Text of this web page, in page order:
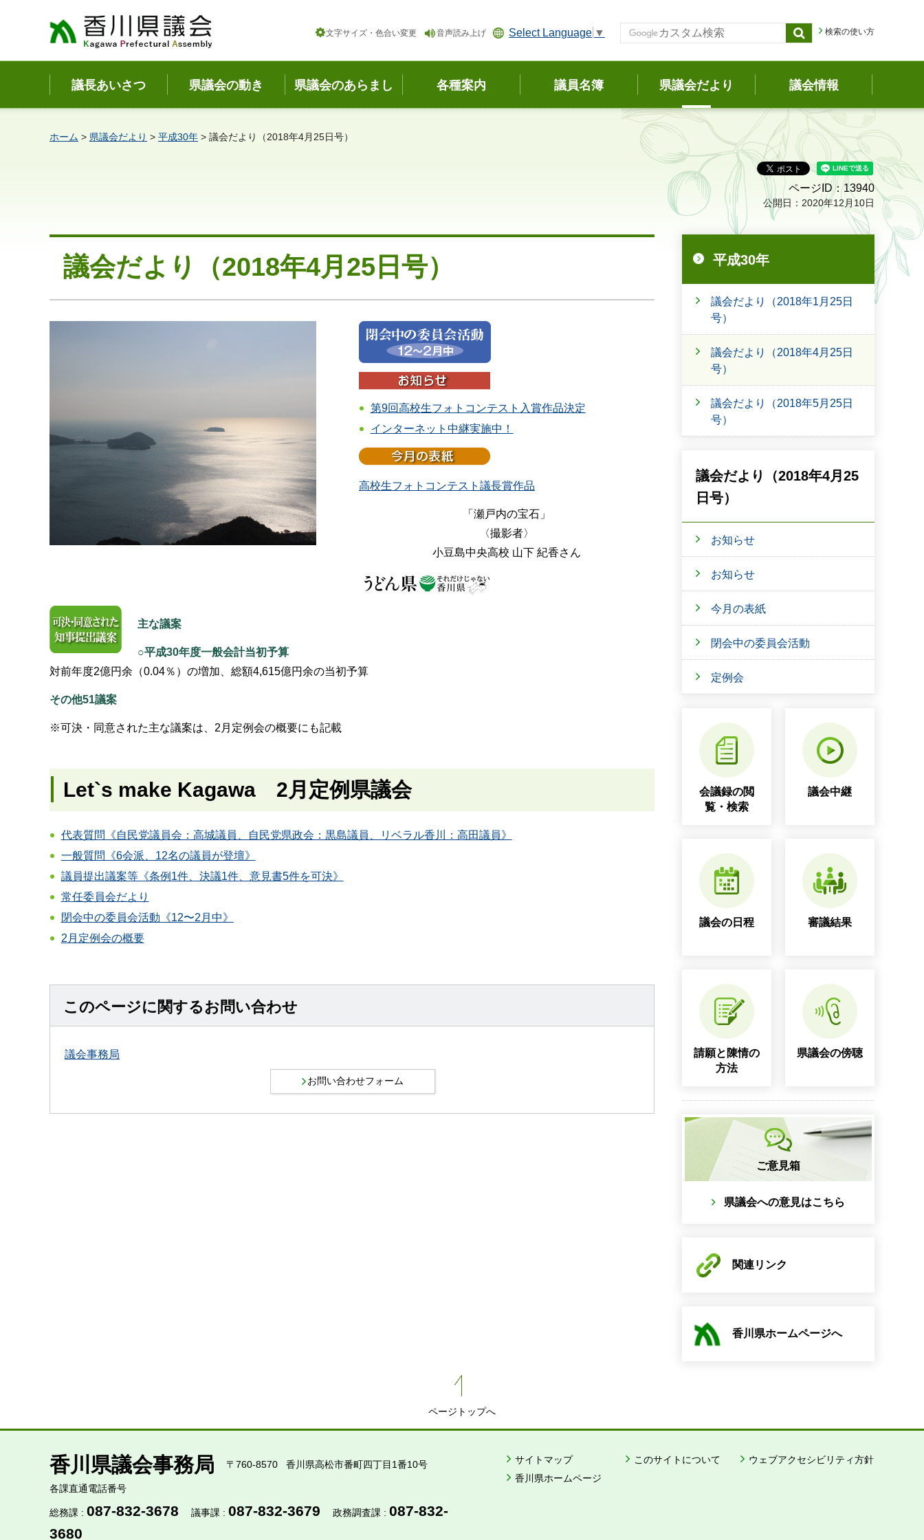
香川県議会 文字サイズ・色合い変更 音声読み上げ Select Language ▼ 検索の使い方
議長あいさつ 県議会の動き 県議会のあらまし 各種案内 議員名簿 県議会だより 議会情報
ホーム > 県議会だより > 平成30年 > 議会だより（2018年4月25日号）
ページID：13940
公開日：2020年12月10日
議会だより（2018年4月25日号）
第9回高校生フォトコンテスト入賞作品決定
インターネット中継実施中！
高校生フォトコンテスト議長賞作品
「瀬戸内の宝石」
〈撮影者〉
小豆島中央高校 山下 紀香さん
主な議案
○平成30年度一般会計当初予算
対前年度2億円余（0.04％）の増加、総額4,615億円余の当初予算
その他51議案
※可決・同意された主な議案は、2月定例会の概要にも記載
Let`s make Kagawa 2月定例県議会
代表質問《自民党議員会：高城議員、自民党県政会：黒島議員、リベラル香川：高田議員》
一般質問《6会派、12名の議員が登壇》
議員提出議案等《条例1件、決議1件、意見書5件を可決》
常任委員会だより
閉会中の委員会活動《12〜2月中》
2月定例会の概要
このページに関するお問い合わせ
議会事務局
平成30年
議会だより（2018年1月25日
号）
議会だより（2018年4月25日
号）
議会だより（2018年5月25日
号）
議会だより（2018年4月25
日号）
お知らせ
お知らせ
今月の表紙
閉会中の委員会活動
定例会
会議録の閲
覧・検索
議会中継
議会の日程 審議結果
請願と陳情の
方法
県議会の傍聴
ご意見箱
県議会への意見はこちら
関連リンク
香川県ホームページへ
ページトップへ
香川県議会事務局 〒760-8570 香川県高松市番町四丁目1番10号
各課直通電話番号
総務課 : 087-832-3678 議事課 : 087-832-3679 政務調査課 : 087-832-
3680
サイトマップ このサイトについて
ウェブアクセシビリティ方針
香川県ホームページ